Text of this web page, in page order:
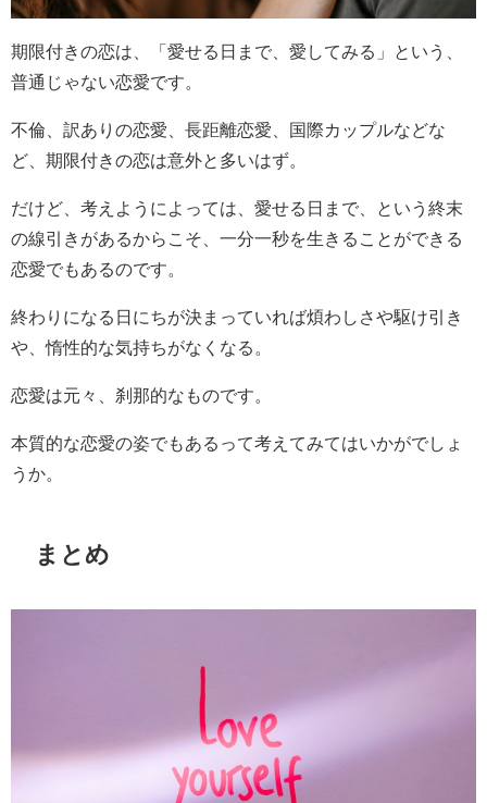
期限付きの恋は、「愛せる日まで、愛してみる」という、
普通じゃない恋愛です。
不倫、訳ありの恋愛、長距離恋愛、国際カップルなどな
ど、期限付きの恋は意外と多いはず。
だけど、考えようによっては、愛せる日まで、という終末
の線引きがあるからこそ、一分一秒を生きることができる
恋愛でもあるのです。
終わりになる日にちが決まっていれば煩わしさや駆け引き
や、惰性的な気持ちがなくなる。
恋愛は元々、刹那的なものです。
本質的な恋愛の姿でもあるって考えてみてはいかがでしょ
うか。
まとめ